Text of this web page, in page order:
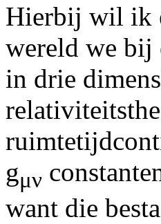
Hierbij wil ik
wereld we bij
in drie
gμν
want die